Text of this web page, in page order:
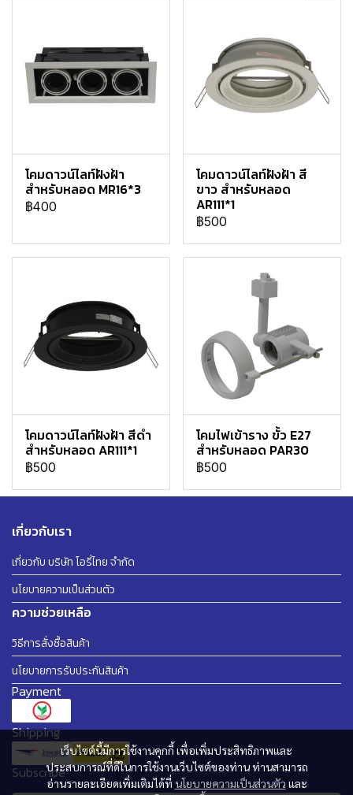
โคมดาวน์ไลท์ฝังฝ้า
สำหรับหลอด MR16*3
฿400
โคมดาวน์ไลท์ฝังฝ้า สี
ขาว สำหรับหลอด
AR111*1
฿500
โคมดาวน์ไลท์ฝังฝ้า สีดำ
สำหรับหลอด AR111*1
฿500
โคมไฟเข้าราง ขั้ว E27
สำหรับหลอด PAR30
฿500
เว็บไซต์นี้มีการใช้งานคุกกี้ เพื่อเพิ่มประสิทธิภาพและ
ประสบการณ์ที่ดีในการใช้งานเว็บไซต์ของท่าน ท่านสามารถ
อ่านรายละเอียดเพิ่มเติมได้ที่ นโยบายความเป็นส่วนตัว และ
เกี่ยวกับเรา
เกี่ยวกับ บริษัท โอรี่ไทย จำกัด
นโยบายความเป็นส่วนตัว
ความช่วยเหลือ
วิธีการสั่งซื้อสินค้า
นโยบายการรับประกันสินค้า
Payment
Shipping
Subscribe